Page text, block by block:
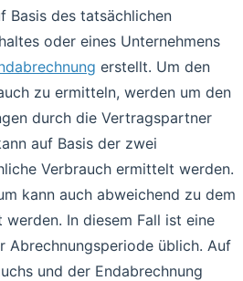
Basis des tatsächlichen
oder eines Unternehmens
erstellt. Um den
zu ermitteln, werden um den
durch die Vertragspartner
auf Basis der zwei
Verbrauch ermittelt werden.
kann auch abweichend zu dem
In diesem Fall ist eine
Abrechnungsperiode üblich. Auf
und der Endabrechnung